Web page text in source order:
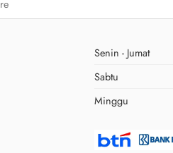
Senin - Jumat
Sabtu
Minggu